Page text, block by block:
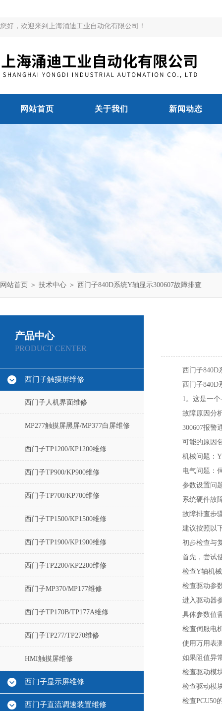
您好，欢迎来到上海涌迪工业自动化有限公司！
网站首页 关于我们 新闻动态
网站首页 ＞ 技术中心 ＞ 西门子840D系统Y轴显示300607故障排查
产品中心
PRODUCT CENTER
西门子触摸屏维修
西门子人机界面维修
MP277触摸屏黑屏/MP377白屏维修
西门子TP1200/KP1200维修
西门子TP900/KP900维修
西门子TP700/KP700维修
西门子TP1500/KP1500维修
西门子TP1900/KP1900维修
西门子TP2200/KP2200维修
西门子MP370/MP177维修
西门子TP170B/TP177A维修
西门子TP277/TP270维修
HMI触摸屏维修
西门子显示屏维修
西门子直流调速装置维修
西门子840D
西门子840D
1。这是一
故障原因分
300607报警
可能的原因
机械问题‌：
电气问题‌：
参数设置问
系统硬件故
故障排查步
建议按照以
初步检查与
首先，尝试
检查Y轴机
检查驱动参
进入驱动器
具体参数值
检查伺服电
使用万用表
如果阻值异
检查驱动模
检查驱动模
检查PCU50